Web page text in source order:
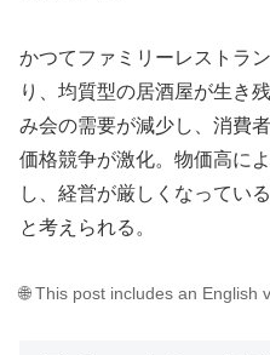
かつてファミリーレストラ
り、均質型の居酒屋が生き
み会の需要が減少し、消費
価格競争が激化。物価高に
し、経営が厳しくなってい
と考えられる。
🌐 This post includes an English